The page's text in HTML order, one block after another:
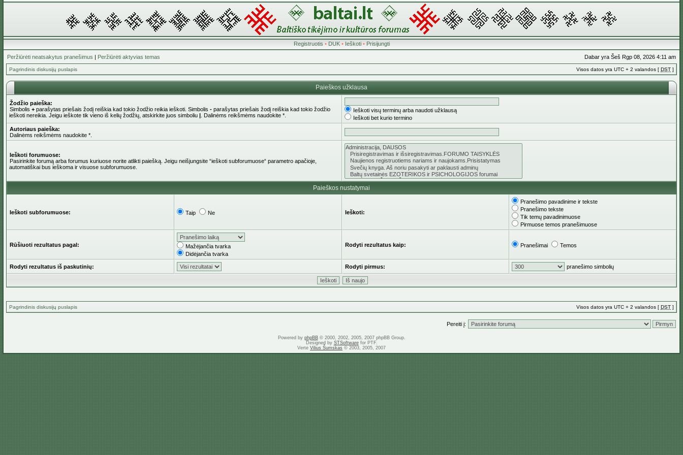
Registruotis • DUK• Ieškoti• Prisijungti
Peržiūrėti neatsakytus pranešimus | Peržiūrėti aktyvias temas Dabar yra Šeš Rgp 08, 2026 4:11 am
Pagrindinis diskusijų puslapis Visos datos yra UTC + 2 valandos [ DST ]
Paieškos užklausa
Žodžio paieška:
Simbolis + parašytas priešais žodį reiškia kad tokio žodžio reikia ieškoti. Simbolis - parašytas priešais žodį reiškia kad tokio žodžio
ieškoti nereikia. Jeigu ieškote tik vieno iš kelių žodžių, atskirkite juos simboliu | . Dalinėms reikšmėms naudokite *.
Ieškoti visų terminų arba naudoti užklausą
Ieškoti bet kurio termino
Autoriaus paieška:
Dalinėms reikšmėms naudokite *.
Ieškoti forumuose:
Pasirinkite forumą arba forumus kuriuose norite atlikti paiešką. Jeigu neišjungsite “ieškoti subforumuose“ parametro apačioje,
automatiškai bus ieškoma ir visuose subforumuose.
Paieškos nustatymai
Ieškoti subforumuose: Taip Ne Ieškoti:
Pranešimo pavadinime ir tekste
Pranešimo tekste
Tik temų pavadinimuose
Pirmuose temos pranešimuose
Rūšiuoti rezultatus pagal:
Mažėjančia tvarka
Didėjančia tvarka
Rodyti rezultatus kaip: Pranešimai Temos
Rodyti rezultatus iš paskutinių: Rodyti pirmus: pranešimo simbolių
Pagrindinis diskusijų puslapis Visos datos yra UTC + 2 valandos [ DST ]
Pereiti į:
Powered by phpBB© 2000, 2002, 2005, 2007 phpBB Group.
Designed by STSoftwarefor PTF.
Vertė Vilius Šumskas © 2003, 2005, 2007